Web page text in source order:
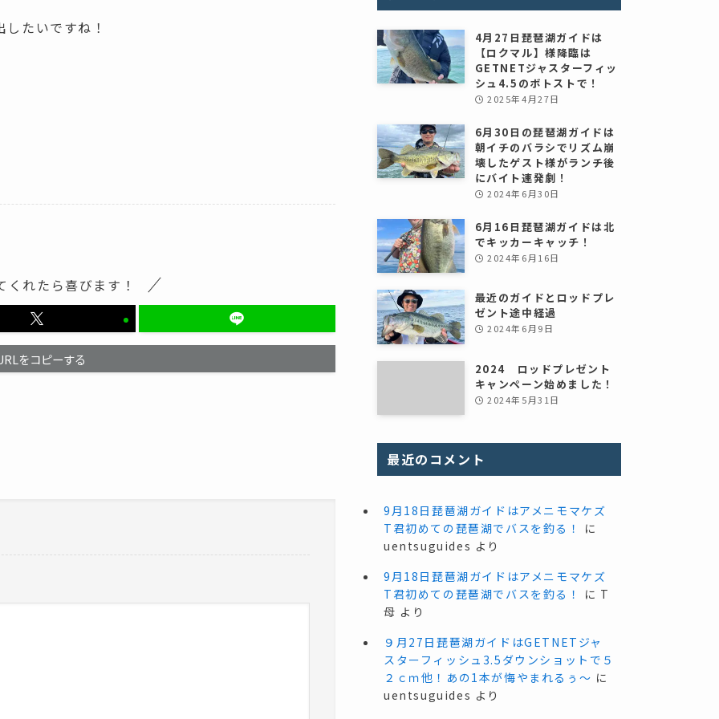
たいですね！
くれたら喜びます！
をコピーする
4月27日琵琶湖ガイドは
【ロクマル】様降臨は
GETNETジャスターフィッ
シュ4.5のボトストで！
2025年4月27日
6月30日の琵琶湖ガイドは
朝イチのバラシでリズム崩
壊したゲスト様がランチ後
にバイト連発劇！
2024年6月30日
6月16日琵琶湖ガイドは北
でキッカーキャッチ！
2024年6月16日
最近のガイドとロッドプレ
ゼント途中経過
2024年6月9日
2024 ロッドプレゼント
キャンペーン始めました！
2024年5月31日
最近のコメント
9月18日琵琶湖ガイドはアメニモマケズ
T君初めての琵琶湖でバスを釣る！
に
uentsuguides より
9月18日琵琶湖ガイドはアメニモマケズ
T君初めての琵琶湖でバスを釣る！
に T
母 より
９月27日琵琶湖ガイドはGETNETジャ
スターフィッシュ3.5ダウンショットで５
２ｃｍ他！あの1本が悔やまれるぅ～ に
uentsuguides より